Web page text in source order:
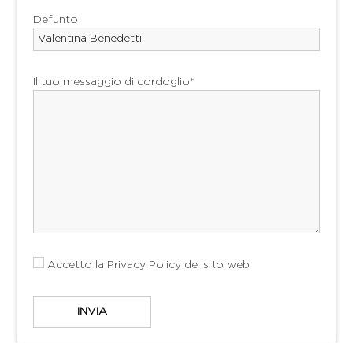
Defunto
Il tuo messaggio di cordoglio*
Accetto la Privacy Policy del sito web.